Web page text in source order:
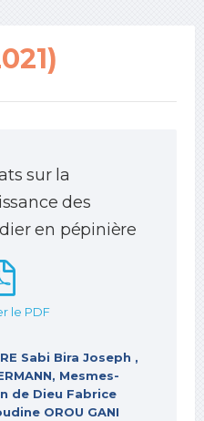
sur la
des
en pépinière
le PDF
Sabi Bira Joseph ,
Mesmes-
de Dieu Fabrice
OROU GANI